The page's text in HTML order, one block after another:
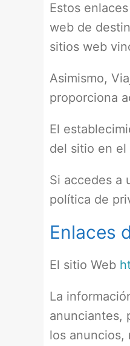
Estos
web de
sitios web
Asimismo,
proporciona
El
del sitio en
Si accedes a
política de
Enlaces
El sitio Web
La
anunciantes,
los anuncios,